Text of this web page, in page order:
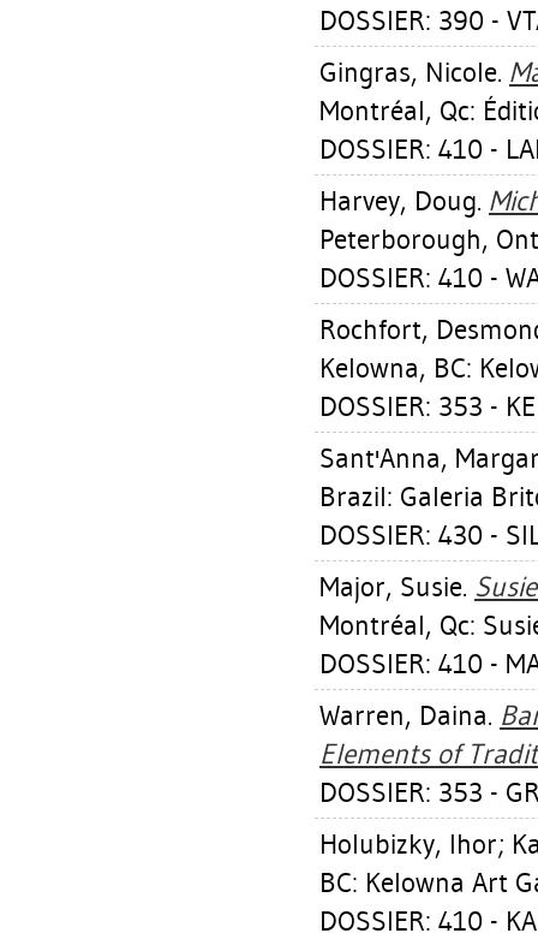
DOSSIER: 390 -
Gingras, Nicole.
Montréal, Qc:
DOSSIER: 410 -
Harvey, Doug.
Peterborough,
DOSSIER: 410 -
Rochfort,
Kelowna, BC:
DOSSIER: 353 -
Sant'Anna,
Brazil: Galeria
DOSSIER: 430 -
Major, Susie.
Montréal, Qc:
DOSSIER: 410 -
Warren, Daina.
Elements of
DOSSIER: 353 -
Holubizky, Ihor;
BC: Kelowna Art
DOSSIER: 410 -